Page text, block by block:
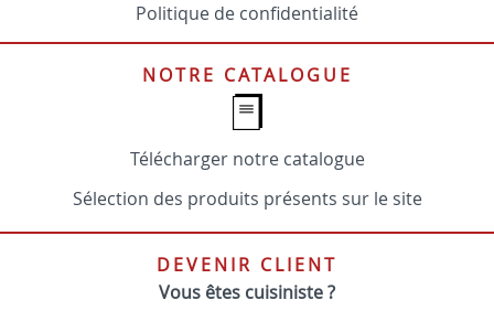
Politique de confidentialité
NOTRE CATALOGUE
Télécharger notre catalogue
Sélection des produits présents sur le site
DEVENIR CLIENT
Vous êtes cuisiniste ?